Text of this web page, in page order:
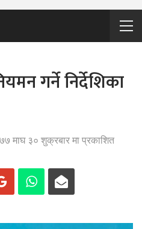
गर्ने निर्देशिका
माघ ३० शुक्रबार मा प्रकाशित